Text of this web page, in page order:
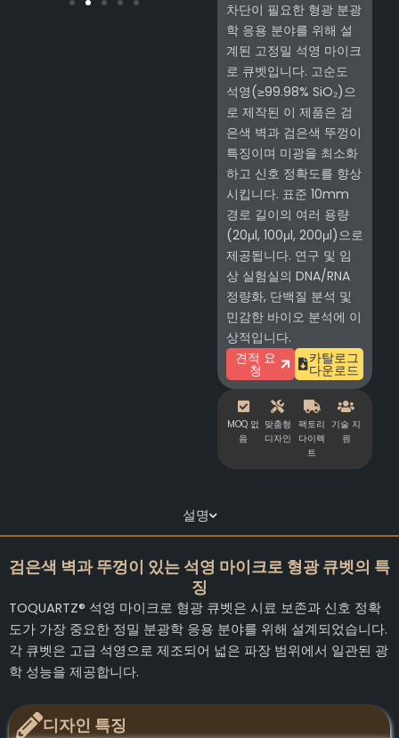
차단이 필요한 형광 분광
학 응용 분야를 위해 설
계된 고정밀 석영 마이크
로 큐벳입니다. 고순도
석영(≥99.98% SiO₂)으
로 제작된 이 제품은 검
은색 벽과 검은색 뚜껑이
특징이며 미광을 최소화
하고 신호 정확도를 향상
시킵니다. 표준 10mm
경로 길이의 여러 용량
(20μl, 100μl, 200μl)으로
제공됩니다. 연구 및 임
상 실험실의 DNA/RNA
정량화, 단백질 분석 및
민감한 바이오 분석에 이
상적입니다.
견적 요
청
카탈로그
다운로드
MOQ 없
음
맞춤형
디자인
팩토리
다이렉
트
기술 지
원
설명
검은색 벽과 뚜껑이 있는 석영 마이크로 형광 큐벳의 특
징
TOQUARTZ® 석영 마이크로 형광 큐벳은 시료 보존과 신호 정확
도가 가장 중요한 정밀 분광학 응용 분야를 위해 설계되었습니다.
각 큐벳은 고급 석영으로 제조되어 넓은 파장 범위에서 일관된 광
학 성능을 제공합니다.
디자인 특징